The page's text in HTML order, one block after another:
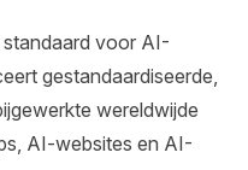
voor AI-
gestandaardiseerde,
wereldwijde
AI-websites en AI-